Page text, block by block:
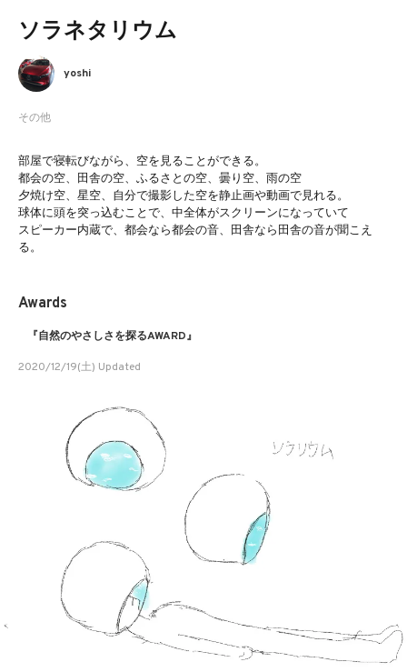
ソラネタリウム
その他
yoshi
部屋で寝転びながら、空を見ることができる。
都会の空、田舎の空、ふるさとの空、曇り空、雨の空
夕焼け空、星空、自分で撮影した空を静止画や動画で見れる。
球体に頭を突っ込むことで、中全体がスクリーンになっていて
スピーカー内蔵で、都会なら都会の音、田舎なら田舎の音が聞こえ
る。
Awards
『自然のやさしさを探るAWARD』
2020/12/19(土) Updated